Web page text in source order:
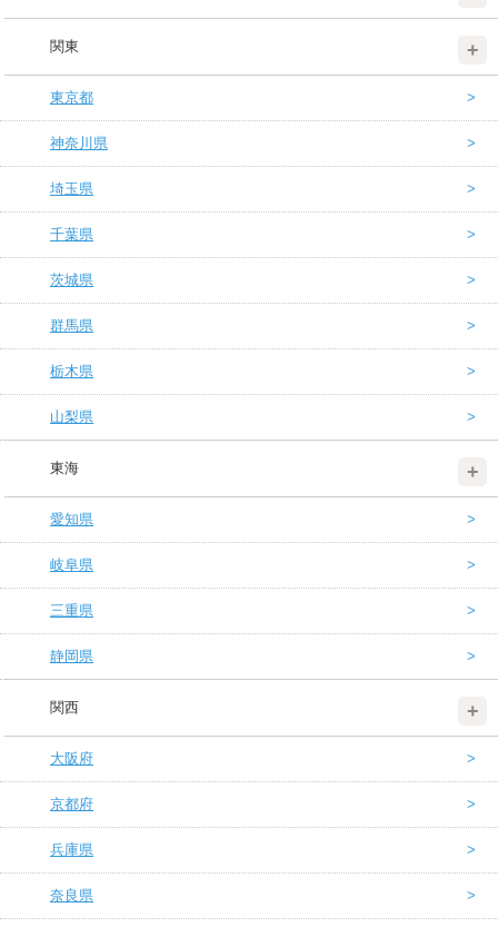
関東
東京都
神奈川県
埼玉県
千葉県
茨城県
群馬県
栃木県
山梨県
東海
愛知県
岐阜県
三重県
静岡県
関西
大阪府
京都府
兵庫県
奈良県